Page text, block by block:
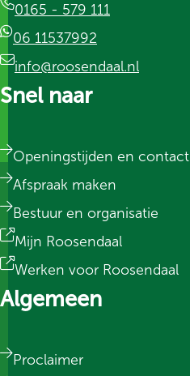
0165 - 579 111
06 11537992
info@roosendaal.nl
Snel naar
Openingstijden en contact
Afspraak maken
Bestuur en organisatie
Mijn Roosendaal
Werken voor Roosendaal
Algemeen
Proclaimer